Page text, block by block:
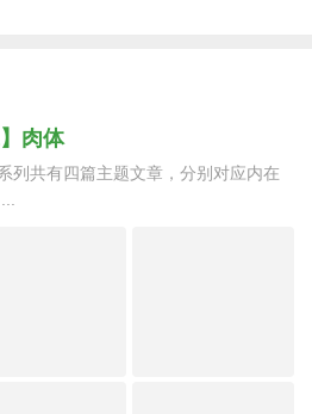
肉体
列共有四篇主题文章，分别对应内在